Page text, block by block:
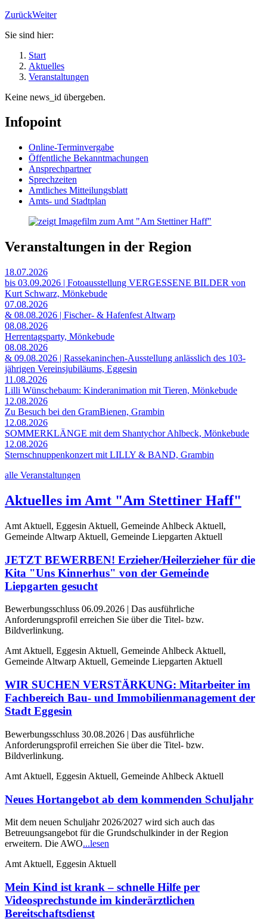
ZurückWeiter
Sie sind hier:
Start
Aktuelles
Veranstaltungen
Keine news_id übergeben.
Infopoint
Online-Terminvergabe
Öffentliche Bekanntmachungen
Ansprechpartner
Sprechzeiten
Amtliches Mitteilungsblatt
Amts- und Stadtplan
Veranstaltungen in der Region
18.07.2026
bis 03.09.2026 | Fotoausstellung VERGESSENE BILDER von
Kurt Schwarz, Mönkebude
07.08.2026
& 08.08.2026 | Fischer- & Hafenfest Altwarp
08.08.2026
Herrentagsparty, Mönkebude
08.08.2026
& 09.08.2026 | Rassekaninchen-Ausstellung anlässlich des 103-
jährigen Vereinsjubiläums, Eggesin
11.08.2026
Lilli Wünschebaum: Kinderanimation mit Tieren, Mönkebude
12.08.2026
Zu Besuch bei den GramBienen, Grambin
12.08.2026
SOMMERKLÄNGE mit dem Shantychor Ahlbeck, Mönkebude
12.08.2026
Sternschnuppenkonzert mit LILLY & BAND, Grambin
alle Veranstaltungen
Aktuelles im Amt "Am Stettiner Haff"
Amt Aktuell, Eggesin Aktuell, Gemeinde Ahlbeck Aktuell,
Gemeinde Altwarp Aktuell, Gemeinde Liepgarten Aktuell
JETZT BEWERBEN! Erzieher/Heilerzieher für die
Kita "Uns Kinnerhus" von der Gemeinde
Liepgarten gesucht
Bewerbungsschluss 06.09.2026 | Das ausführliche
Anforderungsprofil erreichen Sie über die Titel- bzw.
Bildverlinkung.
Amt Aktuell, Eggesin Aktuell, Gemeinde Ahlbeck Aktuell,
Gemeinde Altwarp Aktuell, Gemeinde Liepgarten Aktuell
WIR SUCHEN VERSTÄRKUNG: Mitarbeiter im
Fachbereich Bau- und Immobilienmanagement der
Stadt Eggesin
Bewerbungsschluss 30.08.2026 | Das ausführliche
Anforderungsprofil erreichen Sie über die Titel- bzw.
Bildverlinkung.
Amt Aktuell, Eggesin Aktuell, Gemeinde Ahlbeck Aktuell
Neues Hortangebot ab dem kommenden Schuljahr
Mit dem neuen Schuljahr 2026/2027 wird sich auch das
Betreuungsangebot für die Grundschulkinder in der Region
erweitern. Die AWO...lesen
Amt Aktuell, Eggesin Aktuell
Mein Kind ist krank – schnelle Hilfe per
Videosprechstunde im kinderärztlichen
Bereitschaftsdienst